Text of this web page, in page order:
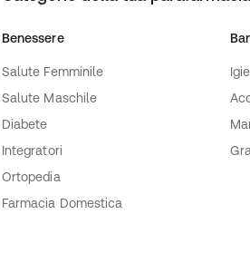
Benessere
Salute Femminile
Salute Maschile
Diabete
Integratori
Ortopedia
Farmacia Domestica